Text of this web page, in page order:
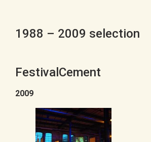
1988 – 2009 selection
FestivalCement
2009